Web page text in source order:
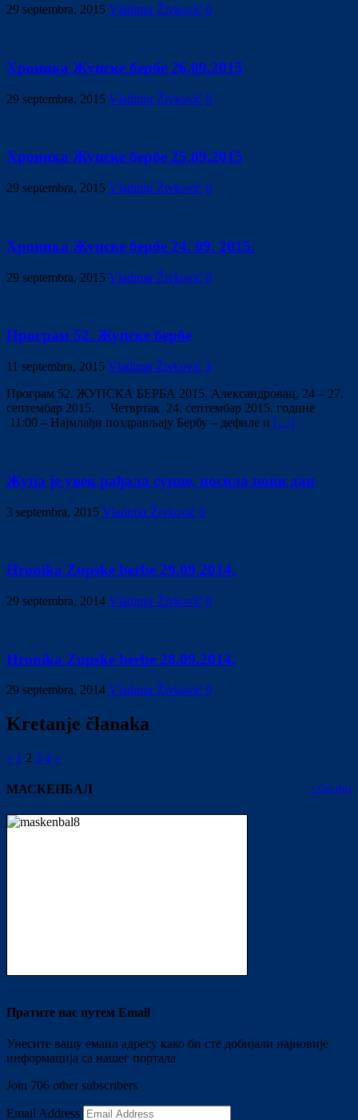
29 septembra, 2015 Vladimir Živković 0
Хроника Жупске бербе 26.09.2015
29 septembra, 2015 Vladimir Živković 0
Хроника Жупске бербе 25.09.2015
29 septembra, 2015 Vladimir Živković 0
Хроника Жупске бербе 24. 09. 2015.
29 septembra, 2015 Vladimir Živković 0
Програм 52. Жупске бербе
11 septembra, 2015 Vladimir Živković 3
Програм 52. ЖУПСКА БЕРБА 2015. Александровац, 24 – 27.
септембар 2015. Четвртак 24. септембар 2015. године
11:00 – Најмлађи поздрављају Бербу – дефиле и […]
Жупа је увек рађала сунце, носила нови дан
3 septembra, 2015 Vladimir Živković 0
Hronika Zupske berbe 29.09.2014.
29 septembra, 2014 Vladimir Živković 0
Hronika Zupske berbe 28.09.2014.
29 septembra, 2014 Vladimir Živković 0
Kretanje članaka
« 1 2 3 4 »
↑ Get this
МАСКЕНБАЛ
Пратите нас путем Email
Унесите вашу емаил адресу како би сте добијали најновије
информација са нашег портала
Join 706 other subscribers
Email Address